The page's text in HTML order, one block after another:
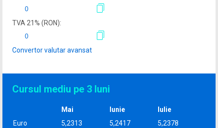
TVA 21% (RON):
Convertor valutar avansat
Cursul mediu pe 3 luni
Mai Iunie
Iulie
Euro
5,2313 5,2417
5,2378